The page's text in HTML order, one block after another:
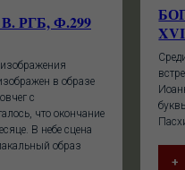
РГБ, Ф.299
в образе
с
что окончание
В небе сцена
образ
+